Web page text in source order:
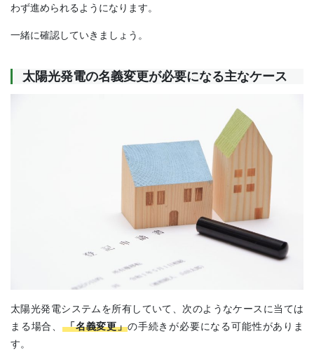
わず進められるようになります。
一緒に確認していきましょう。
太陽光発電の名義変更が必要になる主なケース
太陽光発電システムを所有していて、次のようなケースに当ては
まる場合、「名義変更」の手続きが必要になる可能性がありま
す。